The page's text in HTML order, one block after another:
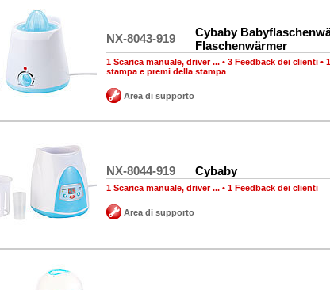
NX-8043-919
Cybaby
Flaschenwärmer
1 Scarica manuale, driver ... • 3 Feedback dei clienti •
stampa e premi della stampa
Area di supporto
NX-8044-919 Cybaby
1 Scarica manuale, driver ... • 1 Feedback dei clienti
Area di supporto